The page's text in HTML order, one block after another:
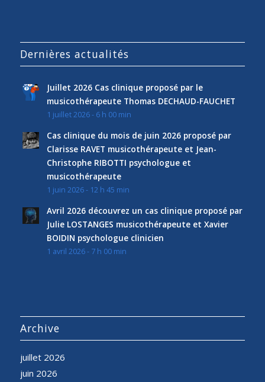
Dernières actualités
Juillet 2026 Cas clinique proposé par le
musicothérapeute Thomas DECHAUD-FAUCHET
1 juillet 2026 - 6 h 00 min
Cas clinique du mois de juin 2026 proposé par
Clarisse RAVET musicothérapeute et Jean-
Christophe RIBOTTI psychologue et
musicothérapeute
1 juin 2026 - 12 h 45 min
Avril 2026 découvrez un cas clinique proposé par
Julie LOSTANGES musicothérapeute et Xavier
BOIDIN psychologue clinicien
1 avril 2026 - 7 h 00 min
Archive
juillet 2026
juin 2026